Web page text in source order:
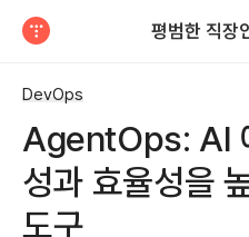
평범한 직장
DevOps
AgentOps: AI
성과 효율성을
도구